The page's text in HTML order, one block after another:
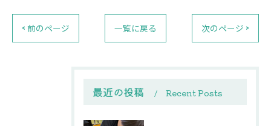
< 前のページ 一覧に戻る 次のページ >
最近の投稿 Recent Posts